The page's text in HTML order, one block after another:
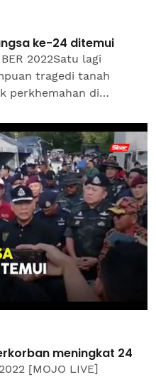
ke-24 ditemui
2022Satu lagi
tragedi tanah
perkhemahan di
meningkat 24
[MOJO LIVE]